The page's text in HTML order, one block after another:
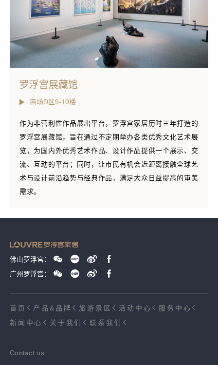
罗浮宫展藏馆
商场D区9-10楼
作为非营利性作品展出平台，罗浮宫家居历时三年打造的
罗浮宫展藏馆，旨在通过不定期举办各类优秀文化艺术展
览，为国内外优秀艺术作品、设计作品提供一个展示、交
流、互动的平台；同时，让市民有机会近距离接触全球艺
术与设计前沿趋势与经典作品，满足大众日益提高的审美
需求。
佛山罗浮宫：
广州罗浮宫：
首页 产品&品牌 旅游景区 活动中心
服务中心
新闻中心
关于我们 联系我们
Contact us